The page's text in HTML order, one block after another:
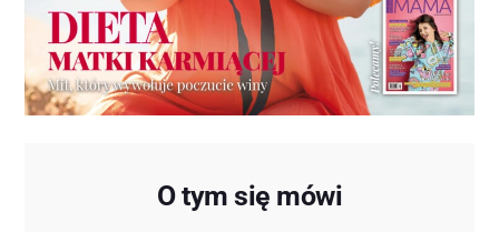
O tym się mówi